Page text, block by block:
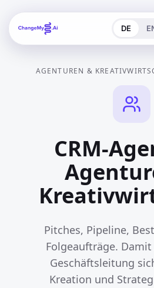
DE
AGENTUREN &
CRM-
Pitches, Pipeline,
Folgeaufträge.
Geschäftsleitung
Kreation und